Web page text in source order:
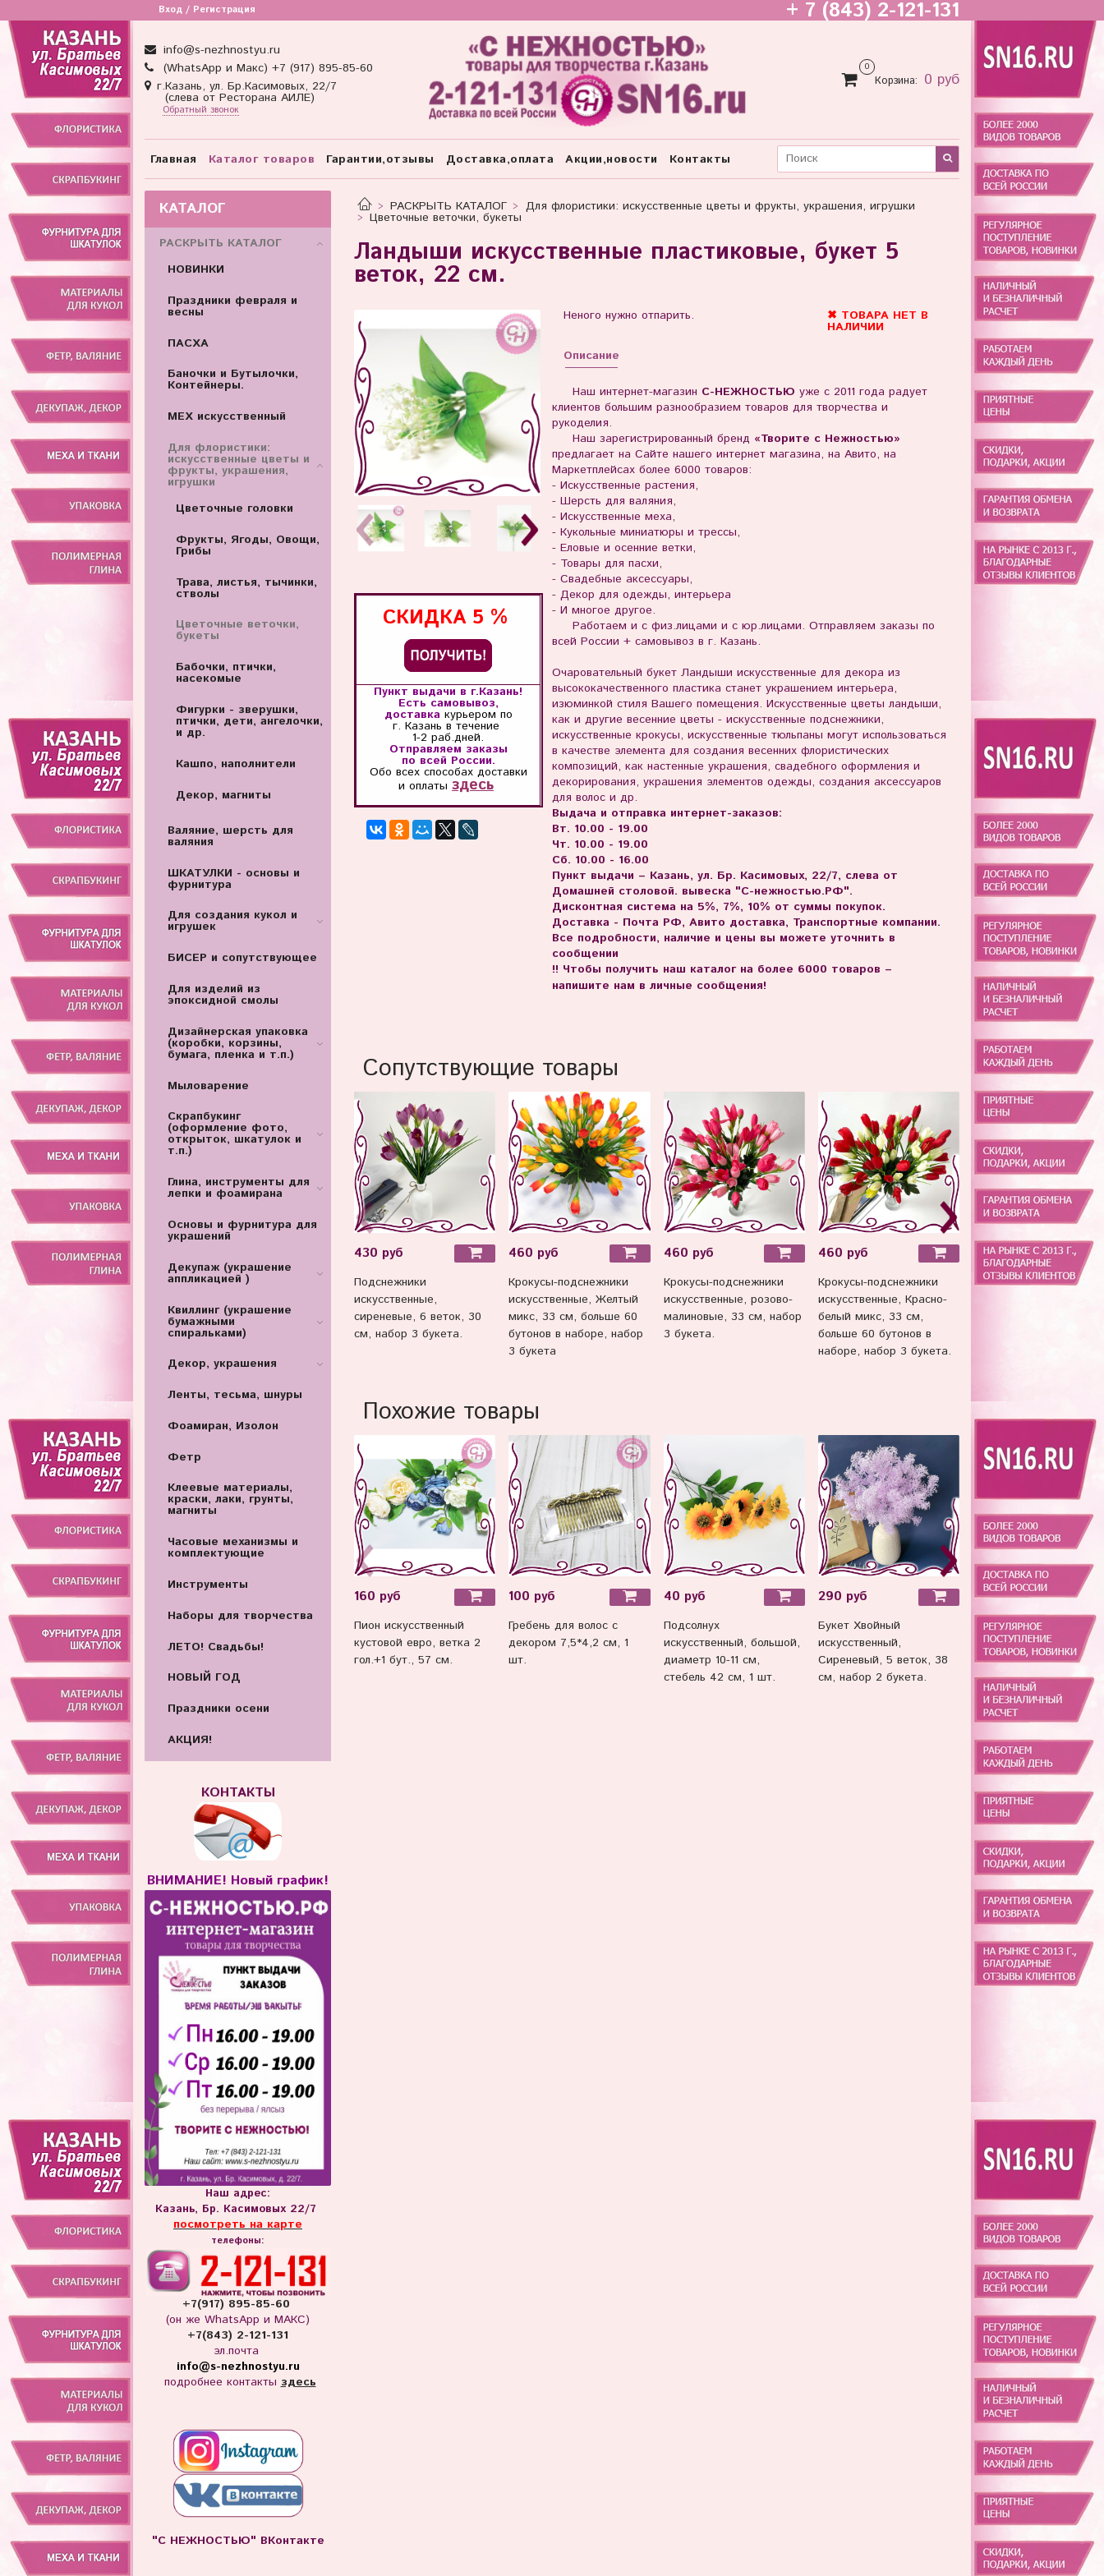
Вход / Регистрация + 7 (843) 2-121-131
info@s-nezhnostyu.ru
(WhatsApp и Макс) +7 (917) 895-85-60
г.Казань, ул. Бр.Касимовых, 22/7
(слева от Ресторана АИЛЕ)
Обратный звонок
0
Корзина: 0 руб
Главная Каталог товаров Гарантии,отзывы Доставка,оплата Акции,новости Контакты
РАСКРЫТЬ КАТАЛОГ Для флористики: искусственные цветы и фрукты, украшения, игрушки
Цветочные веточки, букеты
Ландыши искусственные пластиковые, букет 5
веток, 22 см.
СКИДКА 5 %
Пункт выдачи в г.Казань!
Есть самовывоз,
доставка курьером по
г. Казань в течение
1-2 раб.дней.
Отправляем заказы
по всей России.
Обо всех способах доставки
и оплаты здесь
Неного нужно отпарить. ✖ ТОВАРА НЕТ В
НАЛИЧИИ
Описание
Наш интернет-магазин С-НЕЖНОСТЬЮ уже с 2011 года радует
клиентов большим разнообразием товаров для творчества и
рукоделия.
Наш зарегистрированный бренд «Творите с Нежностью»
предлагает на Сайте нашего интернет магазина, на Авито, на
Маркетплейсах более 6000 товаров:
- Искусственные растения,
- Шерсть для валяния,
- Искусственные меха,
- Кукольные миниатюры и трессы,
- Еловые и осенние ветки,
- Товары для пасхи,
- Свадебные аксессуары,
- Декор для одежды, интерьера
- И многое другое.
Работаем и с физ.лицами и с юр.лицами. Отправляем заказы по
всей России + самовывоз в г. Казань.
Очаровательный букет Ландыши искусственные для декора из
высококачественного пластика станет украшением интерьера,
изюминкой стиля Вашего помещения. Искусственные цветы ландыши,
как и другие весенние цветы - искусственные подснежники,
искусственные крокусы, искусственные тюльпаны могут использоваться
в качестве элемента для создания весенних флористических
композиций, как настенные украшения, свадебного оформления и
декорирования, украшения элементов одежды, создания аксессуаров
для волос и др.
Выдача и отправка интернет-заказов:
Вт. 10.00 - 19.00
Чт. 10.00 - 19.00
Сб. 10.00 - 16.00
Пункт выдачи – Казань, ул. Бр. Касимовых, 22/7, слева от
Домашней столовой. вывеска "С-нежностью.РФ".
Дисконтная система на 5%, 7%, 10% от суммы покупок.
Доставка - Почта РФ, Авито доставка, Транспортные компании.
Все подробности, наличие и цены вы можете уточнить в
сообщении
!! Чтобы получить наш каталог на более 6000 товаров –
напишите нам в личные сообщения!
Сопутствующие товары
430 руб
Подснежники
искусственные,
сиреневые, 6 веток, 30
см, набор 3 букета.
460 руб
Крокусы-подснежники
искусственные, Желтый
микс, 33 см, больше 60
бутонов в наборе, набор
3 букета
460 руб
Крокусы-подснежники
искусственные, розово-
малиновые, 33 см, набор
3 букета.
460 руб
Крокусы-подснежники
искусственные, Красно-
белый микс, 33 см,
больше 60 бутонов в
наборе, набор 3 букета.
440 руб
Крокусы-подснежники
Похожие товары
160 руб
Пион искусственный
кустовой евро, ветка 2
гол.+1 бут., 57 см.
100 руб
Гребень для волос с
декором 7,5*4,2 см, 1
шт.
40 руб
Подсолнух
искусственный, большой,
диаметр 10-11 см,
стебель 42 см, 1 шт.
290 руб
Букет Хвойный
искусственный,
Сиреневый, 5 веток, 38
см, набор 2 букета.
290 руб
Букет Хвойный
искусственный, Белый,
веток, 38 см, набор 2
букета.
КАТАЛОГ
РАСКРЫТЬ КАТАЛОГ
НОВИНКИ
Праздники февраля и
весны
ПАСХА
Баночки и Бутылочки,
Контейнеры.
МЕХ искусственный
Для флористики:
искусственные цветы и
фрукты, украшения,
игрушки
Цветочные головки
Фрукты, Ягоды, Овощи,
Грибы
Трава, листья, тычинки,
стволы
Цветочные веточки,
букеты
Бабочки, птички,
насекомые
Фигурки - зверушки,
птички, дети, ангелочки,
и др.
Кашпо, наполнители
Декор, магниты
Валяние, шерсть для
валяния
ШКАТУЛКИ - основы и
фурнитура
Для создания кукол и
игрушек
БИСЕР и сопутствующее
Для изделий из
эпоксидной смолы
Дизайнерская упаковка
(коробки, корзины,
бумага, пленка и т.п.)
Мыловарение
Скрапбукинг
(оформление фото,
открыток, шкатулок и
т.п.)
Глина, инструменты для
лепки и фоамирана
Основы и фурнитура для
украшений
Декупаж (украшение
аппликацией )
Квиллинг (украшение
бумажными
спиральками)
Декор, украшения
Ленты, тесьма, шнуры
Фоамиран, Изолон
Фетр
Клеевые материалы,
краски, лаки, грунты,
магниты
Часовые механизмы и
комплектующие
Инструменты
Наборы для творчества
ЛЕТО! Свадьбы!
НОВЫЙ ГОД
Праздники осени
АКЦИЯ!
КОНТАКТЫ
ВНИМАНИЕ! Новый график!
Наш адрес:
Казань, Бр. Касимовых 22/7
посмотреть на карте
телефоны:
+7(917) 895-85-60
(он же WhatsApp и МАКС)
+7(843) 2-121-131
эл.почта
info@s-nezhnostyu.ru
подробнее контактыздесь
"С НЕЖНОСТЬЮ" ВКонтакте